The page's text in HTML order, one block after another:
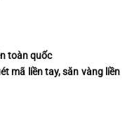
toàn quốc
mã liền tay, săn vàng liền